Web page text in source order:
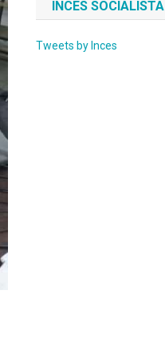
INCES SOCIALISTA
Tweets by Inces